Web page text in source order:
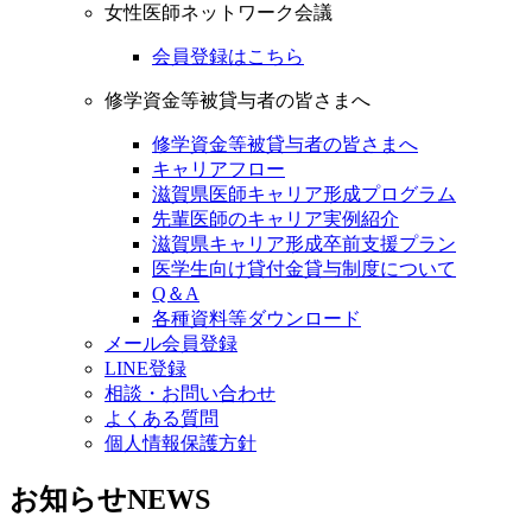
女性医師ネットワーク会議
会員登録はこちら
修学資金等被貸与者の皆さまへ
修学資金等被貸与者の皆さまへ
キャリアフロー
滋賀県医師キャリア形成プログラム
先輩医師のキャリア実例紹介
滋賀県キャリア形成卒前支援プラン
医学生向け貸付金貸与制度について
Q＆A
各種資料等ダウンロード
メール会員登録
LINE登録
相談・お問い合わせ
よくある質問
個人情報保護方針
お知らせNEWS